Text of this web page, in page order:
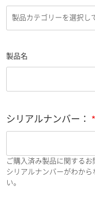
製品名
シリアルナンバー：
ご購入済み製品に関するお
シリアルナンバーがわか
い。